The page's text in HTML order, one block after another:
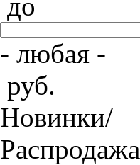
- любая -
руб.
Новинки/
Распродажа